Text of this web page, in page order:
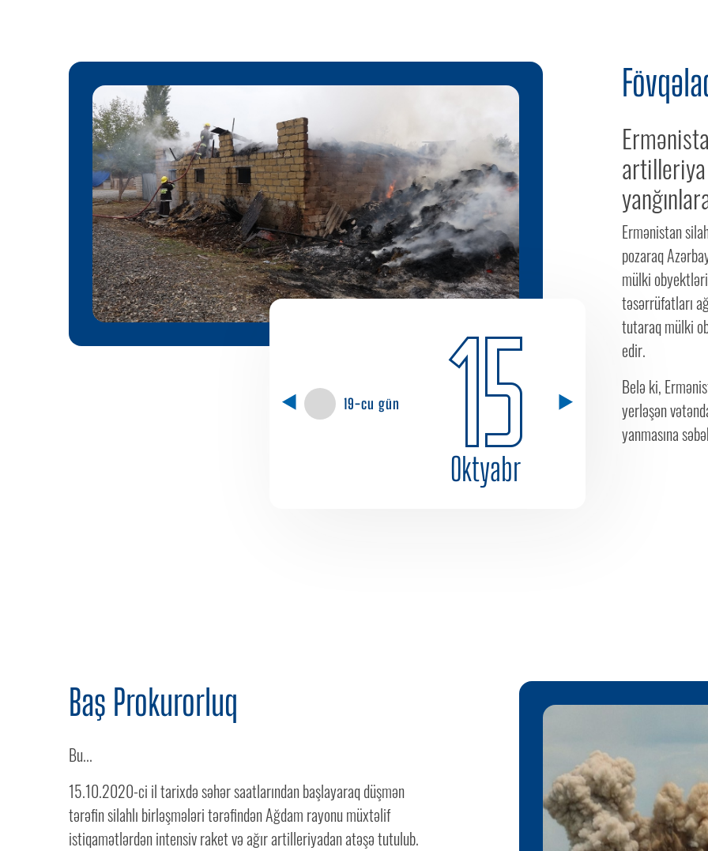
19-cu gün 15
Oktyabr
Ermənistan
pozaraq
mülki
təsərrüfatları
tutaraq mülki
edir.
Belə ki,
yerləşən
yanmasına
Baş Prokurorluq
15.10.2020-ci il tarixdə səhər saatlarından başlayaraq düşmən
tərəfin silahlı birləşmələri tərəfindən Ağdam rayonu müxtəlif
istiqamətlərdən intensiv raket və ağır artilleriyadan atəşə tutulub.
Bu...